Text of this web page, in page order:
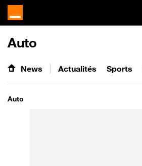
Auto
News Actualités Sports
Auto